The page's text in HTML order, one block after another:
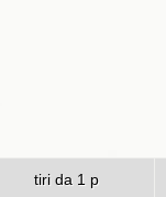
tiri da 1 p